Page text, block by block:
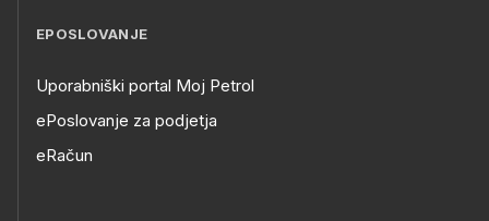
EPOSLOVANJE
Uporabniški portal Moj Petrol
ePoslovanje za podjetja
eRačun